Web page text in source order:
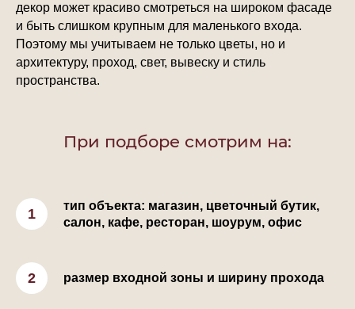
декор может красиво смотреться на широком фасаде
и быть слишком крупным для маленького входа.
Поэтому мы учитываем не только цветы, но и
архитектуру, проход, свет, вывеску и стиль
пространства.
При подборе смотрим на:
тип объекта: магазин, цветочный бутик,
салон, кафе, ресторан, шоурум, офис
размер входной зоны и ширину прохода